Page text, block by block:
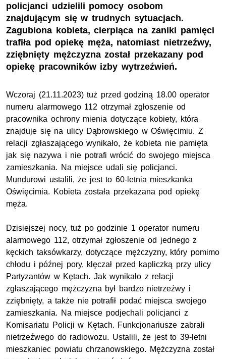
policjanci udzielili pomocy osobom
znajdującym się w trudnych sytuacjach.
Zagubiona kobieta, cierpiąca na zaniki pamięci
trafiła pod opiekę męża, natomiast nietrzeźwy,
zziębnięty mężczyzna został przekazany pod
opiekę pracowników izby wytrzeźwień.
Wczoraj (21.11.2023) tuż przed godziną 18.00 operator
numeru alarmowego 112 otrzymał zgłoszenie od
pracownika ochrony mienia dotyczące kobiety, która
znajduje się na ulicy Dąbrowskiego w Oświęcimiu. Z
relacji zgłaszającego wynikało, że kobieta nie pamięta
jak się nazywa i nie potrafi wrócić do swojego miejsca
zamieszkania. Na miejsce udali się policjanci.
Mundurowi ustalili, że jest to 60-letnia mieszkanka
Oświęcimia. Kobieta została przekazana pod opiekę
męża.
Dzisiejszej nocy, tuż po godzinie 1 operator numeru
alarmowego 112, otrzymał zgłoszenie od jednego z
kęckich taksówkarzy, dotyczące mężczyzny, który pomimo
chłodu i późnej pory, klęczał przed kapliczką przy ulicy
Partyzantów w Kętach. Jak wynikało z relacji
zgłaszającego mężczyzna był bardzo nietrzeźwy i
zziębnięty, a także nie potrafił podać miejsca swojego
zamieszkania. Na miejsce podjechali policjanci z
Komisariatu Policji w Kętach. Funkcjonariusze zabrali
nietrzeźwego do radiowozu. Ustalili, że jest to 39-letni
mieszkaniec powiatu chrzanowskiego. Mężczyzna został